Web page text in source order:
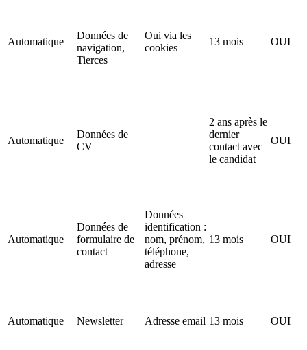
Automatique
Données de
navigation,
Tierces
Oui via les
cookies
13 mois OUI
Automatique
Données de
CV
2 ans après le
dernier
contact avec
le candidat
OUI
Automatique
Données de
formulaire de
contact
Données
identification :
nom, prénom,
téléphone,
adresse
13 mois OUI
Automatique Newsletter Adresse email 13 mois OUI